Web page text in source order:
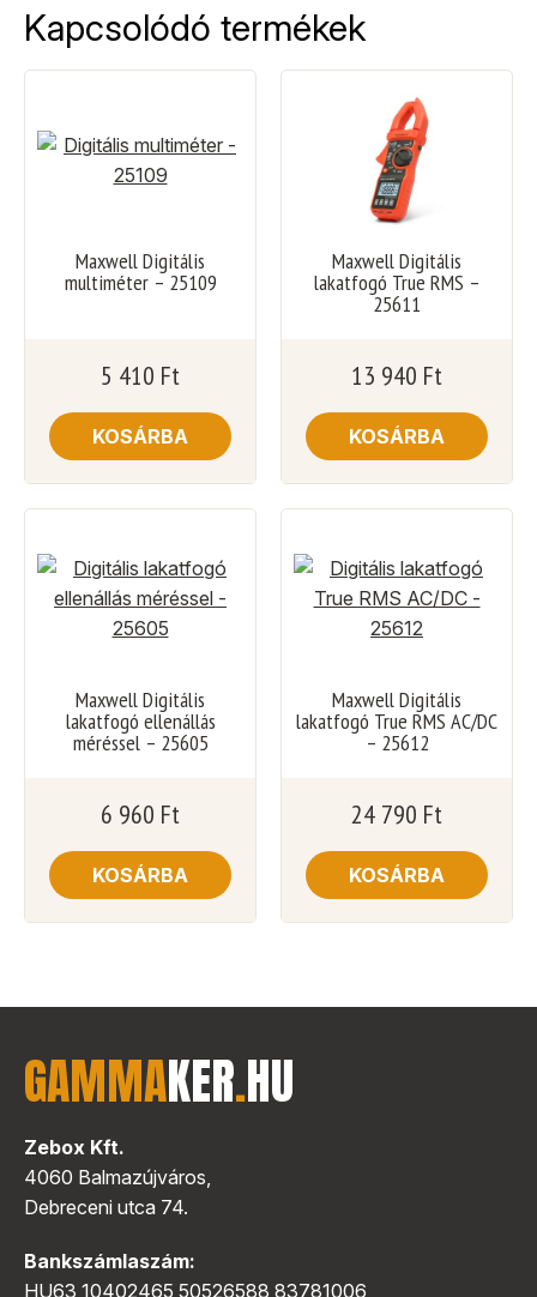
Kapcsolódó termékek
Maxwell Digitális
multiméter – 25109
5 410 Ft
KOSÁRBA
Maxwell Digitális
lakatfogó True RMS –
25611
13 940 Ft
KOSÁRBA
Maxwell Digitális
lakatfogó ellenállás
méréssel – 25605
6 960 Ft
KOSÁRBA
Maxwell Digitális
lakatfogó True RMS AC/DC
– 25612
24 790 Ft
KOSÁRBA
GAMMAKER.HU
Zebox Kft.
4060 Balmazújváros,
Debreceni utca 74.
Bankszámlaszám:
HU63 10402465 50526588 83781006